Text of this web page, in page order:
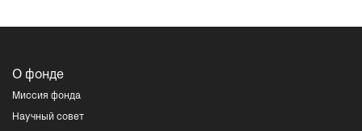
О фонде
Миссия фонда
Научный совет